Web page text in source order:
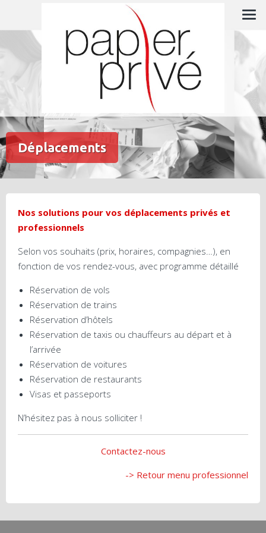
L'expert en gestion administrative
Déplacements
Nos solutions pour vos déplacements privés et
professionnels
Selon vos souhaits (prix, horaires, compagnies…), en
fonction de vos rendez-vous, avec programme détaillé
Réservation de vols
Réservation de trains
Réservation d’hôtels
Réservation de taxis ou chauffeurs au départ et à
l’arrivée
Réservation de voitures
Réservation de restaurants
Visas et passeports
N’hésitez pas à nous solliciter !
Contactez-nous
-> Retour menu professionnel